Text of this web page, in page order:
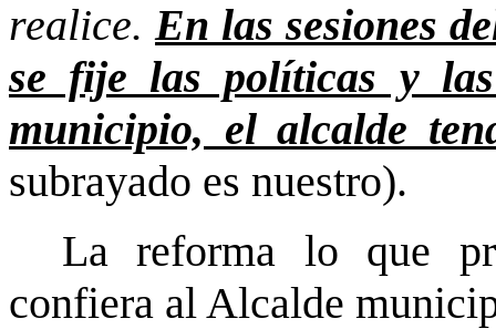
realice.En las sesiones
se fije las políticas y
municipio, el alcalde
subrayado es nuestro).
La reforma lo que
confiera al Alcalde